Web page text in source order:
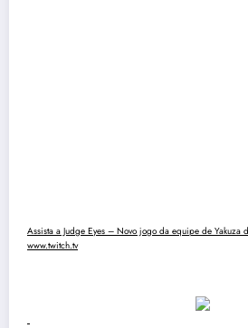
Assista a Judge Eyes – Novo jogo da equipe de Yakuza
www.twitch.tv